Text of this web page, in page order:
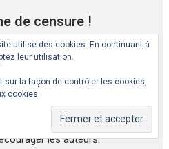
de censure !
ban », procédé qui consiste
réseaux sociaux au moyens
censure qui ne dit pas son nom
des publications qui dérangent
les auteurs.
utilise des cookies. En continuant à
leur utilisation.
sur la façon de contrôler les cookies,
cookies